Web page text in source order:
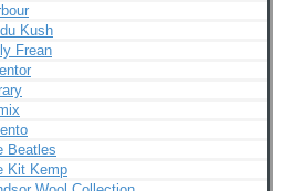
Kush
Frean
Beatles
Kit Kemp